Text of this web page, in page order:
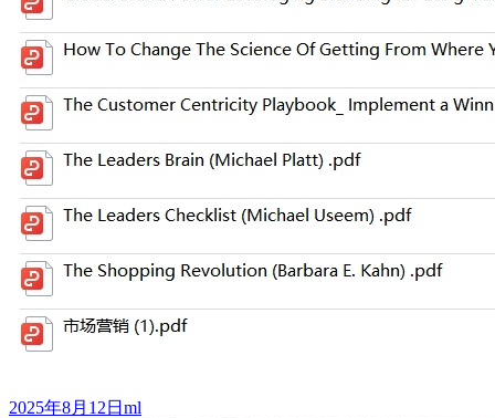
发
2025年8月12日 作
ml